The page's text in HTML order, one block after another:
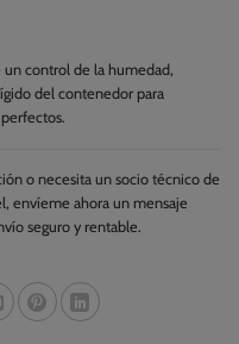
control de la humedad,
del contenedor para
o necesita un socio técnico de
envíeme ahora un mensaje
seguro y rentable.